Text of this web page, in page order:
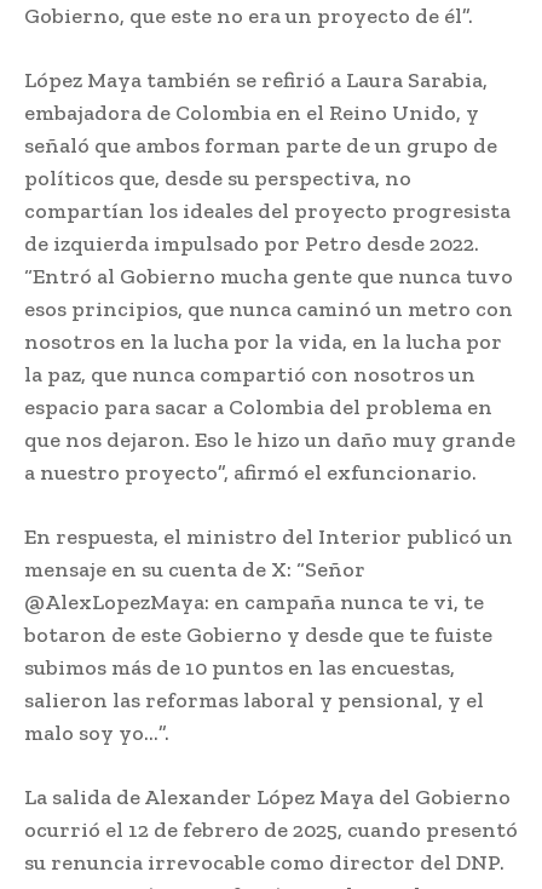
Gobierno, que este no era un proyecto de él”.
López Maya también se refirió a Laura Sarabia,
embajadora de Colombia en el Reino Unido, y
señaló que ambos forman parte de un grupo de
políticos que, desde su perspectiva, no
compartían los ideales del proyecto progresista
de izquierda impulsado por Petro desde 2022.
“Entró al Gobierno mucha gente que nunca tuvo
esos principios, que nunca caminó un metro con
nosotros en la lucha por la vida, en la lucha por
la paz, que nunca compartió con nosotros un
espacio para sacar a Colombia del problema en
que nos dejaron. Eso le hizo un daño muy grande
a nuestro proyecto”, afirmó el exfuncionario.
En respuesta, el ministro del Interior publicó un
mensaje en su cuenta de X: “Señor
@AlexLopezMaya: en campaña nunca te vi, te
botaron de este Gobierno y desde que te fuiste
subimos más de 10 puntos en las encuestas,
salieron las reformas laboral y pensional, y el
malo soy yo…”.
La salida de Alexander López Maya del Gobierno
ocurrió el 12 de febrero de 2025, cuando presentó
su renuncia irrevocable como director del DNP.